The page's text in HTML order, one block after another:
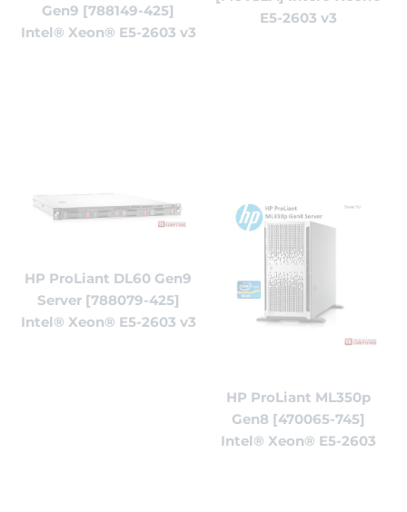
Gen9 [788149-425]
Intel® Xeon® E5-2603 v3
E5-2603 v3
HP ProLiant DL60 Gen9
Server [788079-425]
Intel® Xeon® E5-2603 v3
HP ProLiant ML350p
Gen8 [470065-745]
Intel® Xeon® E5-2603